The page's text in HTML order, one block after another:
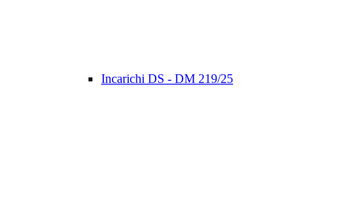
Incarichi DS - DM 219/25